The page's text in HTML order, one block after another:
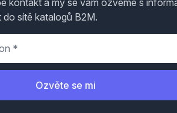
kontakt a my se vám ozveme s
sítě katalogů B2M.
Ozvěte se mi